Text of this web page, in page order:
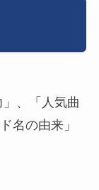
、「人気曲
名の由来」